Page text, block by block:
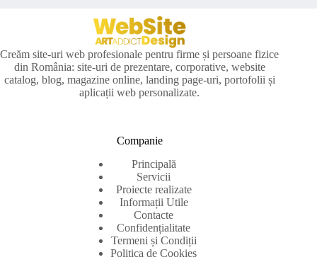
Creăm site-uri web profesionale pentru firme și persoane fizice
din România: site-uri de prezentare, corporative, website
catalog, blog, magazine online, landing page-uri, portofolii și
aplicații web personalizate.
Companie
Principală
Servicii
Proiecte realizate
Informații Utile
Contacte
Confidențialitate
Termeni și Condiții
Politica de Cookies